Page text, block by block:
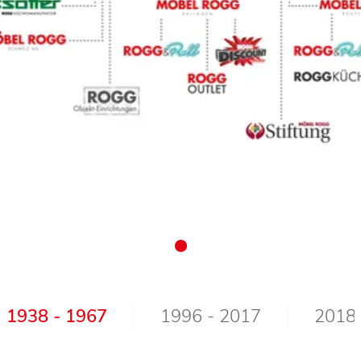
1938 - 1967 1996 - 2017